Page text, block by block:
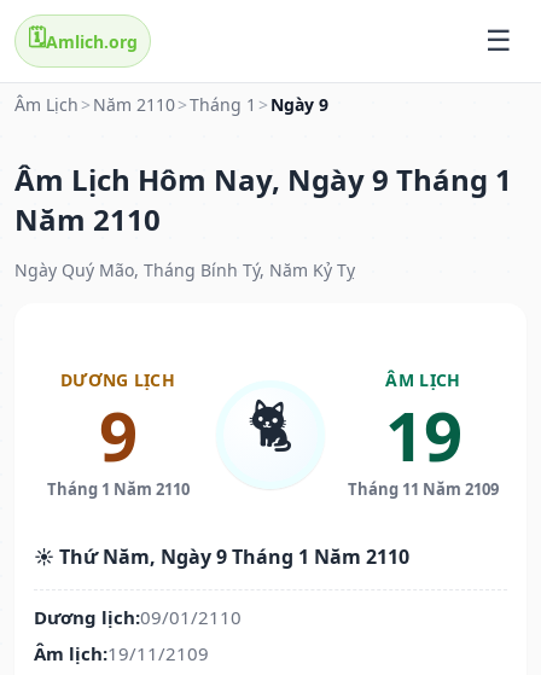
🗓️Amlich.org
Âm Lịch > Năm 2110>Tháng 1 > Ngày 9
Âm Lịch Hôm Nay, Ngày 9 Tháng 1
Năm 2110
Ngày Quý Mão, Tháng Bính Tý, Năm Kỷ Tỵ
DƯƠNG LỊCH
9
Tháng 1 Năm 2110
🐈
ÂM LỊCH
19
Tháng 11 Năm 2109
☀️ Thứ Năm, Ngày 9 Tháng 1 Năm 2110
Dương lịch:09/01/2110
Âm lịch:19/11/2109